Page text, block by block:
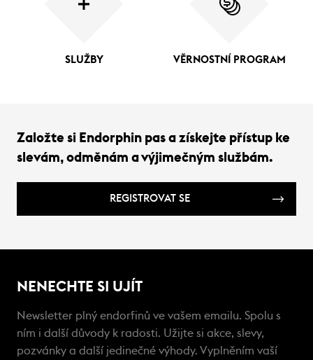
SLUŽBY VĚRNOSTNÍ PROGRAM
Založte si Endorphin pas a získejte přístup ke
slevám, odměnám a výjimečným službám.
REGISTROVAT SE
NENECHTE SI UJÍT
Newsletter plný endorfinů ve vašem emailu. Spolu s
ním i další důvody k radosti. Užijte si akce, slevy,
pozvánky a další jedinečné výhody. Vyplněním vaší